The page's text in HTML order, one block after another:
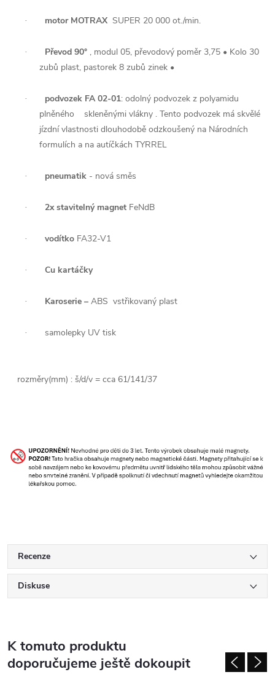
· motor MOTRAX SUPER 20 000 ot./min.
· Převod 90° , modul 05, převodový poměr 3,75 • Kolo 30
zubů plast, pastorek 8 zubů zinek •
· podvozek FA 02-01: odolný podvozek z polyamidu
plněného skleněnými vlákny . Tento podvozek má skvělé
jízdní vlastnosti dlouhodobě odzkoušený na Národních
formulích a na autíčkách TYRREL
· pneumatik - nová směs
· 2x stavitelný magnet FeNdB
· vodítko FA32-V1
· Cu kartáčky
· Karoserie – ABS vstřikovaný plast
· samolepky UV tisk
rozměry(mm) : š/d/v = cca 61/141/37
Recenze
Diskuse
K tomuto produktu
doporučujeme ještě dokoupit